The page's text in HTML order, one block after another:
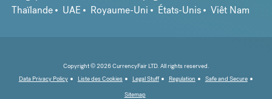
Thaïlande
UAE Royaume-Uni États-Unis Viêt Nam
Copyright © 2026 CurrencyFair LTD. All rights reserved.
Data Privacy Policy
Liste des Cookies Legal Stuff Regulation
Safe and Secure
Sitemap